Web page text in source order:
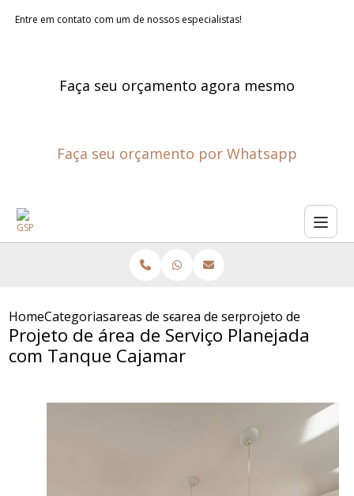
Entre em contato com um de nossos especialistas!
Faça seu orçamento agora mesmo
Faça seu orçamento por Whatsapp
HomeCategoriasareas de servico planejadas
area de servico grande
projeto de area de
Projeto de área de Serviço Planejada
com Tanque Cajamar